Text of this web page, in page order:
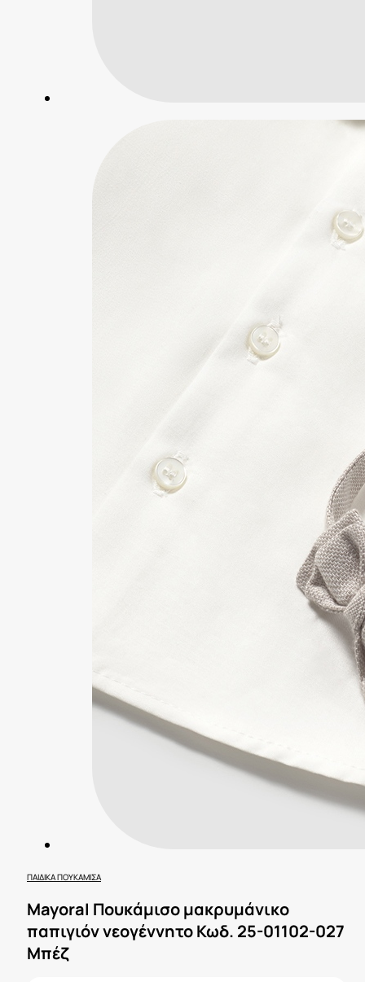
ΠΑΙΔΙΚΆ ΠΟΥΚΆΜΙΣΑ
Mayoral Πουκάμισο μακρυμάνικο
παπιγιόν νεογέννητο Κωδ. 25-01102-027
Μπέζ